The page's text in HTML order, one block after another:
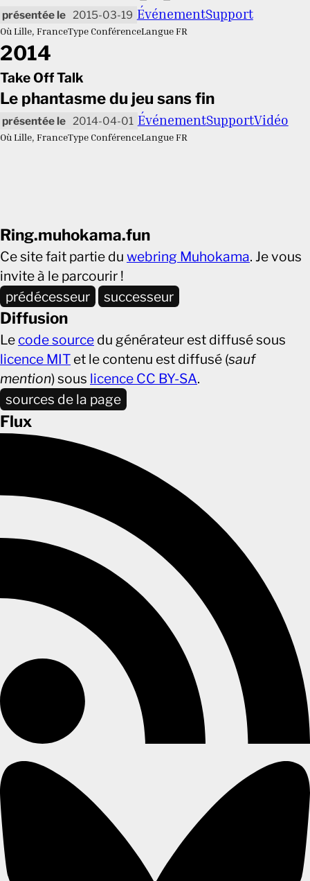
2015-03-19 ÉvénementSupport
Où Lille, FranceType ConférenceLangueFR
2014
Take Off Talk
Le phantasme du jeu sans fin
2014-04-01 ÉvénementSupportVidéo
Où Lille, FranceType ConférenceLangueFR
Ring.muhokama.fun
Ce site fait partie du webring Muhokama. Je vous
invite à le parcourir !
prédécesseur
successeur
Diffusion
Le code source du générateur est diffusé sous
licence MIT et le contenu est diffusé (sauf
mention) sous licence CC BY-SA.
sources de la page
Flux